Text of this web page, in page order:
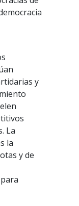
y
La
la
y de